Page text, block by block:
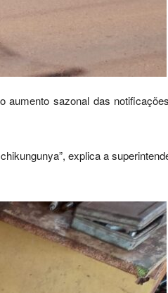
aumento sazonal das
explica a